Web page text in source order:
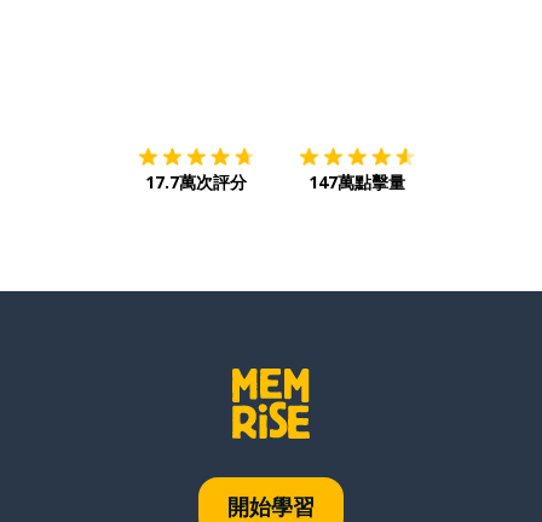
17.7萬次評分 147萬點擊量
開始學習